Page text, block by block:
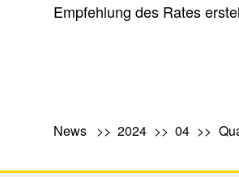
Empfehlung des Rates
News 2024 04